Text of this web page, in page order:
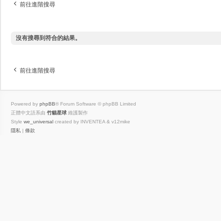
前往進階搜尋
沒有搜尋到符合的結果。
前往進階搜尋
Powered by phpBB® Forum Software © phpBB Limited
正體中文語系由 竹貓星球 維護製作
Style we_universal created by INVENTEA & v12mike
隱私 | 條款